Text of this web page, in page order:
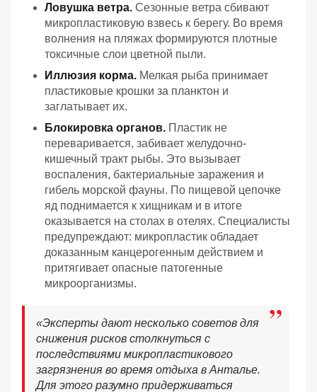
Ловушка ветра. Сезонные ветра сбивают
микропластиковую взвесь к берегу. Во время
волнения на пляжах формируются плотные
токсичные слои цветной пыли.
Иллюзия корма. Мелкая рыба принимает
пластиковые крошки за планктон и
заглатывает их.
Блокировка органов. Пластик не
переваривается, забивает желудочно-
кишечный тракт рыбы. Это вызывает
воспаления, бактериальные заражения и
гибель морской фауны. По пищевой цепочке
яд поднимается к хищникам и в итоге
оказывается на столах в отелях. Специалисты
предупреждают: микропластик обладает
доказанным канцерогенным действием и
притягивает опасные патогенные
микроорганизмы.
«Эксперты дают несколько советов для
снижения рисков столкнуться с
последствиями микропластикового
загрязнения во время отдыха в Анталье.
Для этого разумно придерживаться